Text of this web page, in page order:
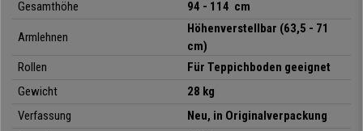
Gesamthöhe
94 - 114 cm
Armlehnen
Höhenverstellbar (63,5 - 71
cm)
Rollen
Für Teppichboden geeignet
Gewicht
28 kg
Verfassung
Neu, in Originalverpackung